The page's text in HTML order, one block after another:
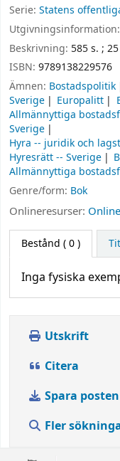
Serie: Statens
Utgivningsinformation:
Beskrivning: 585 s. ;
ISBN: 9789138229576
Ämnen: Bostadspolitik
Sverige
Europalitt
Allmännyttiga
Sverige
Hyra -- juridik och
Hyresrätt -- Sverige
Allmännyttiga
Genre/form: Bok
Onlineresurser:
Bestånd ( 0 )
Inga fysiska
Utskrift
Citera
Spara posten
Fler